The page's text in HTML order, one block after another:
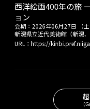
西洋絵画400年の旅
ョン
会期： 2026年06月27日 （土
新潟県立近代美術館（新潟、
URL： https://
（